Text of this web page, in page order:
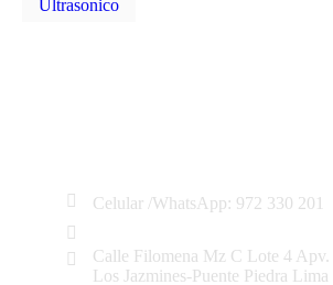
Ultrasonico
Celular /WhatsApp: 972 330 201
Calle Filomena Mz C Lote 4 Apv.
Los Jazmines-Puente Piedra Lima